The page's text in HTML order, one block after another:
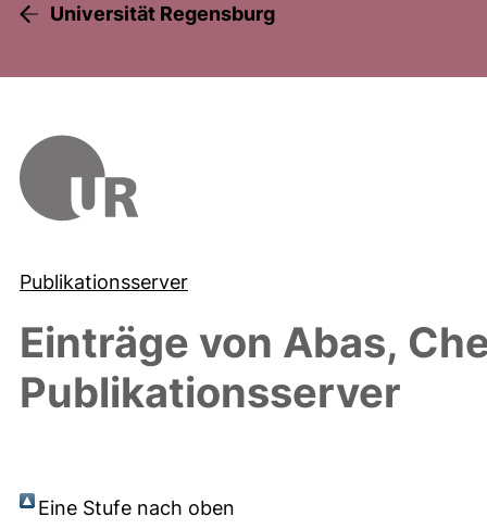
Universität Regensburg
Publikationsserver
Einträge von Abas,
Publikationsserver
Eine Stufe nach oben